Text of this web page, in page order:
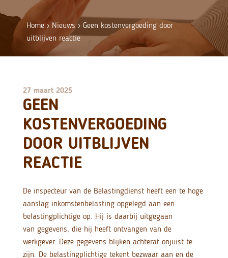
Home › Nieuws›Geen kostenvergoeding door
uitblijven reactie
27 maart 2025
GEEN
KOSTENVERGOEDING
DOOR UITBLIJVEN
REACTIE
De inspecteur van de Belastingdienst heeft een te hoge
aanslag inkomstenbelasting opgelegd aan een
belastingplichtige op. Hij is daarbij uitgegaan
van gegevens, die hij heeft ontvangen van de
werkgever. Deze gegevens blijken achteraf onjuist te
zijn. De belastingplichtige tekent bezwaar aan en de